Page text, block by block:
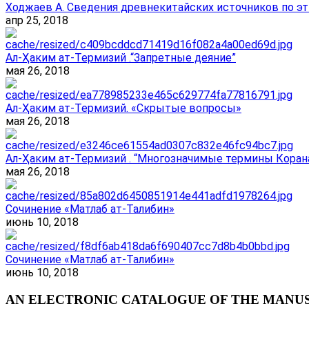
Ходжаев А. Сведения древнекитайских источников по
апр 25, 2018
Ал-Ҳаким ат-Термизий .“Запретные деяние”
мая 26, 2018
Ал-Ҳаким ат-Термизий. «Скрытые вопросы»
мая 26, 2018
Ал-Ҳаким ат-Термизий . “Многозначимые термины
мая 26, 2018
Сочинение «Матлаб ат-Талибин»
июнь 10, 2018
Сочинение «Матлаб ат-Талибин»
июнь 10, 2018
AN ELECTRONIC CATALOGUE OF THE